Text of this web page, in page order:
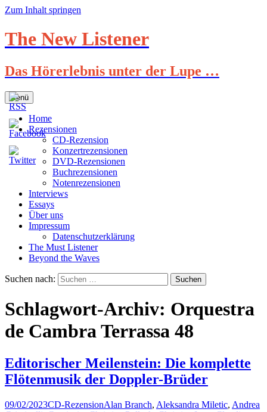
Zum Inhalt springen
The New Listener
Das Hörerlebnis unter der Lupe …
Menü
Home
Rezensionen
CD-Rezension
Konzertrezensionen
DVD-Rezensionen
Buchrezensionen
Notenrezensionen
Interviews
Essays
Über uns
Impressum
Datenschutzerklärung
The Must Listener
Beyond the Waves
Suchen nach:
Schlagwort-Archiv: Orquestra
de Cambra Terrassa 48
Editorischer Meilenstein: Die komplette
Flötenmusik der Doppler-Brüder
09/02/2023CD-RezensionAlan Branch, Aleksandra Miletic, Andrea